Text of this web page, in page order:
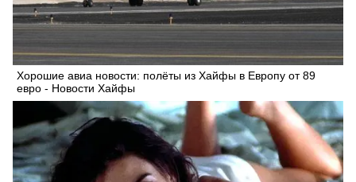
Хорошие авиа новости: полёты из Хайфы в Европу от 89
евро - Новости Хайфы